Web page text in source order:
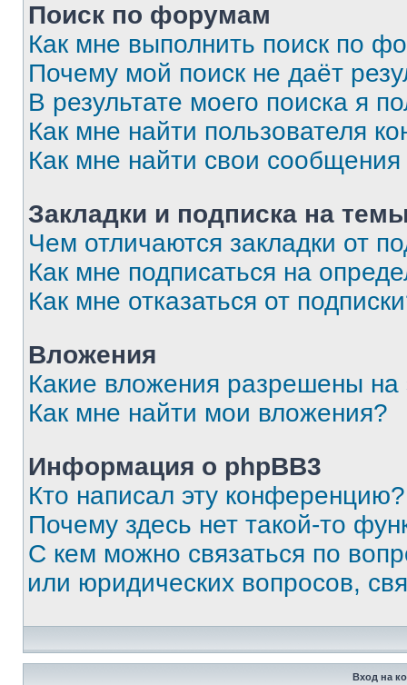
Поиск по форумам
Как мне выполнить поиск по
Почему мой поиск не даёт
В результате моего поиска я
Как мне найти пользователя
Как мне найти свои
Закладки и подписка на
Чем отличаются закладки от
Как мне подписаться на
Как мне отказаться от
Вложения
Какие вложения разрешены
Как мне найти мои вложения?
Информация о phpBB3
Кто написал эту конференцию?
Почему здесь нет такой-то
С кем можно связаться по
или юридических вопросов,
Вход на